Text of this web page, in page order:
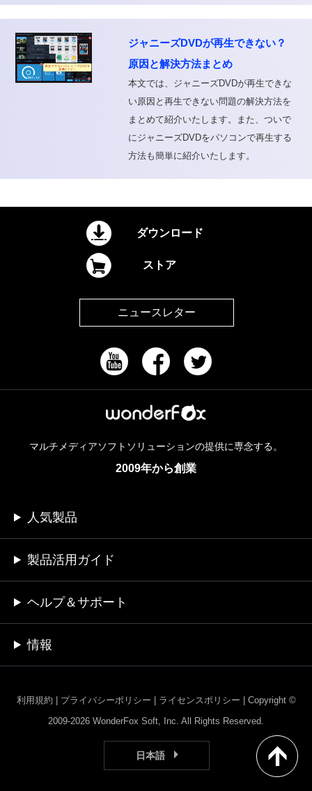
ジャニーズDVDが再生できない？
原因と解決方法まとめ
本文では、ジャニーズDVDが再生できな
い原因と再生できない問題の解決方法を
まとめて紹介いたします。また、ついで
にジャニーズDVDをパソコンで再生する
方法も簡単に紹介いたします。
ダウンロード
ストア
ニュースレター
マルチメディアソフトソリューションの提供に専念する。
2009年から創業
人気製品
製品活用ガイド
ヘルプ＆サポート
情報
利用規約 プライバシーポリシー ライセンスポリシー
Copyright ©
2009-2026 WonderFox Soft, Inc. All Rights Reserved.
日本語